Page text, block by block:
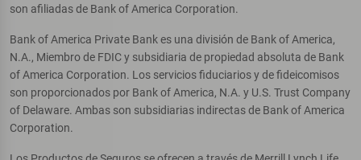
son afiliadas de Bank of America Corporation.
Bank of America Private Bank es una división de Bank of America,
N.A., Miembro de FDIC y subsidiaria de propiedad absoluta de Bank
of America Corporation. Los servicios fiduciarios y de fideicomisos
son proporcionados por Bank of America, N.A. y U.S. Trust Company
of Delaware. Ambas son subsidiarias indirectas de Bank of America
Corporation.